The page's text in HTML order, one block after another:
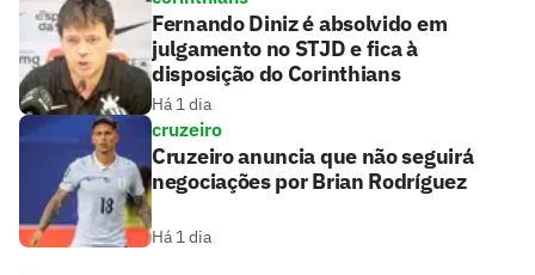
Fernando Diniz é absolvido em
julgamento no STJD e fica à
disposição do Corinthians
Há 1 dia
cruzeiro
Cruzeiro anuncia que não seguirá
negociações por Brian Rodríguez
Há 1 dia